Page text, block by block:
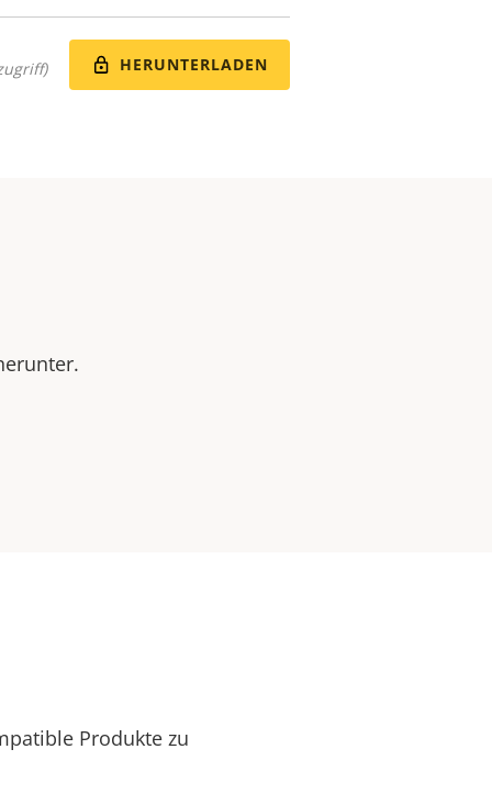
HERUNTERLADEN
Produkte zu